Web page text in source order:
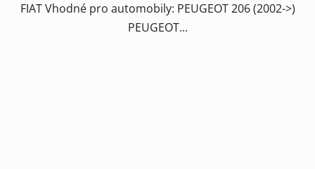
FIAT Vhodné pro automobily: PEUGEOT 206 (2002->)
PEUGEOT...